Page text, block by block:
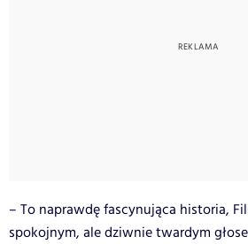
– To naprawdę fascynująca historia,
spokojnym, ale dziwnie twardym